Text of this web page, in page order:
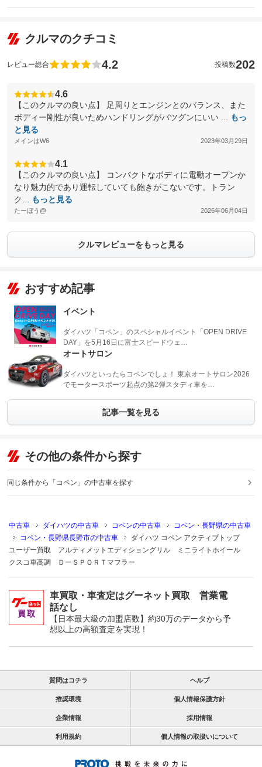
クルマのクチコミ
レビュー総合 4.2 投稿数202
4.6
【このクルマの良い点】 足周りとエンジンとのバランス、また
ボディー剛性が良いためハンドリングがバツグンにいい ...
もっ
と見る
メインはW6 2023年03月29日
4.1
【このクルマの良い点】 コンパクトなボディに電動オープンか
なり魅力的であり運転していても飽きがこないです。トラン
ク...
もっと見る
たーぼう@ 2026年06月04日
クルマレビューをもっと見る
おすすめ記事
イベント
ダイハツ「コペン」のスペシャルイベント「OPEN DRIVE
DAY」を5月16日に富士スピードウェ…
オートサロン
ダイハツといったらコペンでしょ！ 東京オートサロン2026
でモータースポーツ起点の第2弾スタディ車を…
記事一覧を見る
その他の条件から探す
同じ条件から「コペン」の中古車を探す
中古車 ダイハツの中古車 コペンの中古車
コペン・長野県の中古車
コペン・長野県長野市の中古車
ダイハツ コペン アクティブトップ
ユーザー買取 アルティメットエディショングリル ミニライトホイール
クスコ車高調 ＤーＳＰＯＲＴマフラー
車買取・車査定はグーネット買取 営業電
話なし
【日本最大級の加盟店数】約30万のデータから予
想以上の高額査定を実現！
質問はコチラ ヘルプ
推奨環境 個人情報保護方針
企業情報 採用情報
利用規約 個人情報の取扱いについて